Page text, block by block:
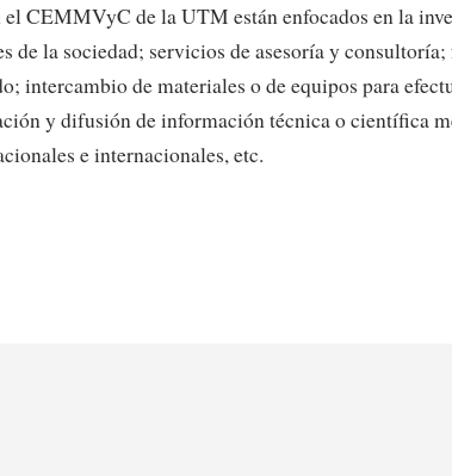
el CEMMVyC de la UTM están enfocados en la
de la sociedad; servicios de asesoría y
intercambio de materiales o de equipos para
y difusión de información técnica o científica
e internacionales, etc.